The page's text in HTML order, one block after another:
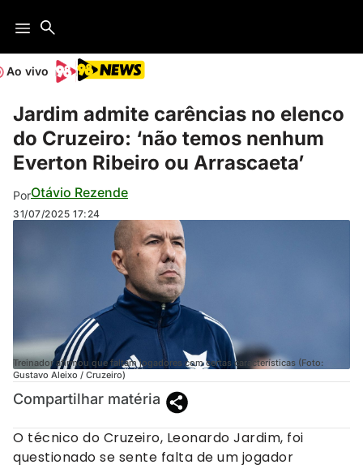
Ao vivo
Jardim admite carências no elenco
do Cruzeiro: ‘não temos nenhum
Everton Ribeiro ou Arrascaeta’
PorOtávio Rezende
31/07/2025 17:24
Treinador afirmou que faltam jogadores com certas características (Foto:
Gustavo Aleixo / Cruzeiro)
Compartilhar matéria
O técnico do Cruzeiro, Leonardo Jardim, foi
questionado se sente falta de um jogador